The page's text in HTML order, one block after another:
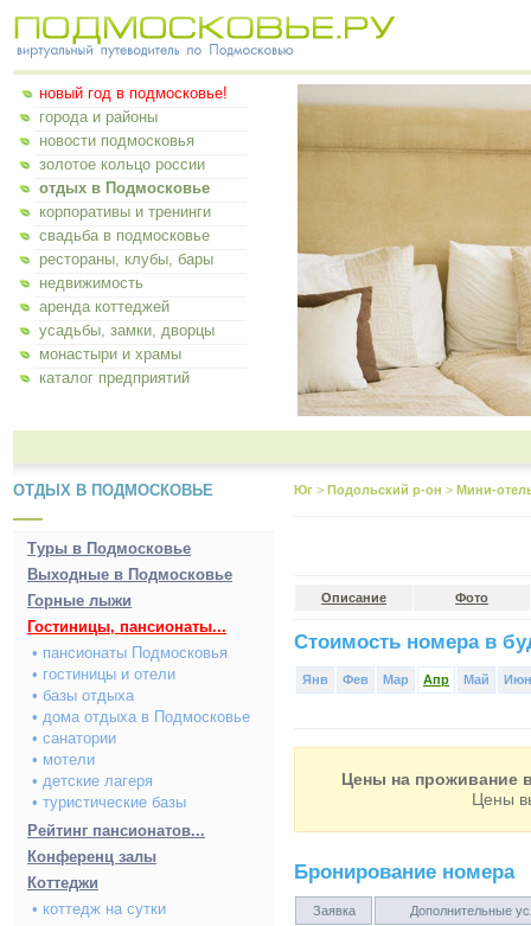
новый год в подмосковье!
города и районы
новости подмосковья
золотое кольцо россии
отдых в Подмосковье
корпоративы и тренинги
свадьба в подмосковье
рестораны, клубы, бары
недвижимость
аренда коттеджей
усадьбы, замки, дворцы
монастыри и храмы
каталог предприятий
ОТДЫХ В ПОДМОСКОВЬЕ
Туры в Подмосковье
Выходные в Подмосковье
Горные лыжи
Гостиницы, пансионаты...
• пансионаты Подмосковья
• гостиницы и отели
• базы отдыха
• дома отдыха в Подмосковье
• санатории
• мотели
• детские лагеря
• туристические базы
Рейтинг пансионатов...
Конференц залы
Коттеджи
• коттедж на сутки
Юг > Подольский р-он > Мини-
Описание Фото
Стоимость номера в
Янв Фев Мар Апр Май Июн
Цены на проживание
Цены
Бронирование номера
Заявка Дополнительные